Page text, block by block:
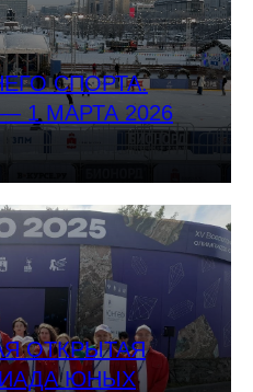
СПОРТА.
1 МАРТА 2026
ОТКРЫТАЯ
ЮНЫХ